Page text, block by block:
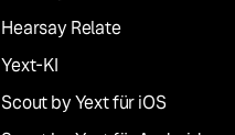
Hearsay Relate
Yext-KI
Scout by Yext für iOS